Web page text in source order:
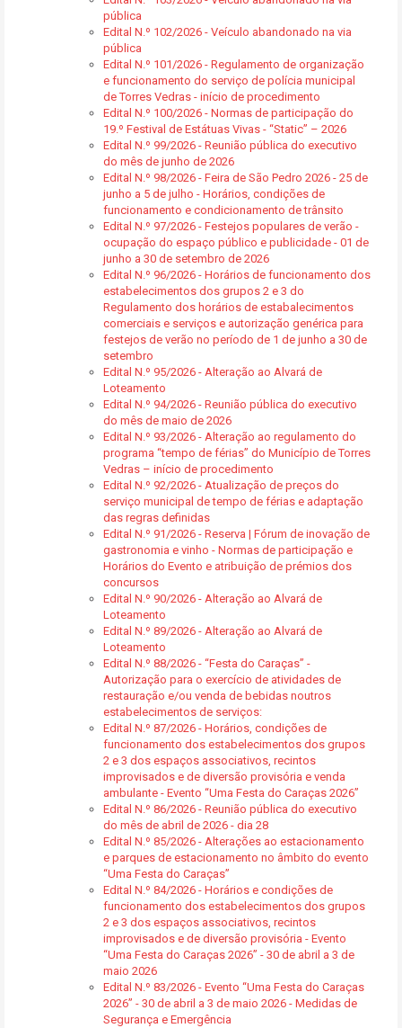
pública
Edital N.º 102/2026 - Veículo abandonado na via
pública
Edital N.º 101/2026 - Regulamento de organização
e funcionamento do serviço de polícia municipal
de Torres Vedras - início de procedimento
Edital N.º 100/2026 - Normas de participação do
19.º Festival de Estátuas Vivas - “Static” – 2026
Edital N.º 99/2026 - Reunião pública do executivo
do mês de junho de 2026
Edital N.º 98/2026 - Feira de São Pedro 2026 - 25 de
junho a 5 de julho - Horários, condições de
funcionamento e condicionamento de trânsito
Edital N.º 97/2026 - Festejos populares de verão -
ocupação do espaço público e publicidade - 01 de
junho a 30 de setembro de 2026
Edital N.º 96/2026 - Horários de funcionamento dos
estabelecimentos dos grupos 2 e 3 do
Regulamento dos horários de estabalecimentos
comerciais e serviços e autorização genérica para
festejos de verão no período de 1 de junho a 30 de
setembro
Edital N.º 95/2026 - Alteração ao Alvará de
Loteamento
Edital N.º 94/2026 - Reunião pública do executivo
do mês de maio de 2026
Edital N.º 93/2026 - Alteração ao regulamento do
programa “tempo de férias” do Município de Torres
Vedras – início de procedimento
Edital N.º 92/2026 - Atualização de preços do
serviço municipal de tempo de férias e adaptação
das regras definidas
Edital N.º 91/2026 - Reserva | Fórum de inovação de
gastronomia e vinho - Normas de participação e
Horários do Evento e atribuição de prémios dos
concursos
Edital N.º 90/2026 - Alteração ao Alvará de
Loteamento
Edital N.º 89/2026 - Alteração ao Alvará de
Loteamento
Edital N.º 88/2026 - “Festa do Caraças” -
Autorização para o exercício de atividades de
restauração e/ou venda de bebidas noutros
estabelecimentos de serviços:
Edital N.º 87/2026 - Horários, condições de
funcionamento dos estabelecimentos dos grupos
2 e 3 dos espaços associativos, recintos
improvisados e de diversão provisória e venda
ambulante - Evento “Uma Festa do Caraças 2026”
Edital N.º 86/2026 - Reunião pública do executivo
do mês de abril de 2026 - dia 28
Edital N.º 85/2026 - Alterações ao estacionamento
e parques de estacionamento no âmbito do evento
“Uma Festa do Caraças”
Edital N.º 84/2026 - Horários e condições de
funcionamento dos estabelecimentos dos grupos
2 e 3 dos espaços associativos, recintos
improvisados e de diversão provisória - Evento
“Uma Festa do Caraças 2026” - 30 de abril a 3 de
maio 2026
Edital N.º 83/2026 - Evento “Uma Festa do Caraças
2026” - 30 de abril a 3 de maio 2026 - Medidas de
Segurança e Emergência